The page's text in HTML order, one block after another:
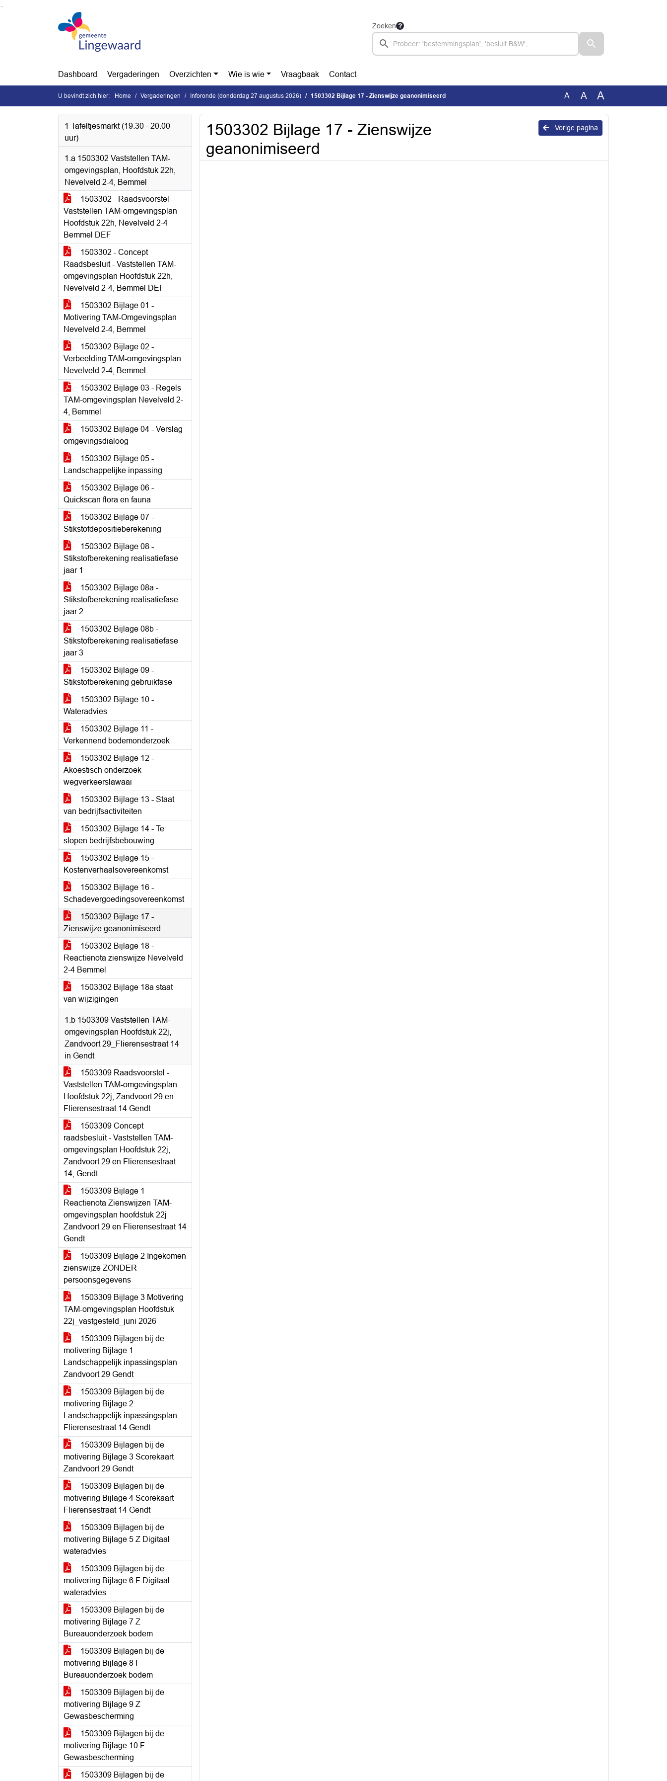
Ga naar de inhoud van deze pagina
Zoeken
Dashboard Vergaderingen Overzichten Wie is wie Vraagbaak Contact
U bevindt zich hier: Home Vergaderingen Inforonde (donderdag 27 augustus 2026) 1503302 Bijlage 17 - Zienswijze geanonimiseerd A A A
1 Tafeltjesmarkt (19.30 - 20.00
uur)
1.a 1503302 Vaststellen TAM-
omgevingsplan, Hoofdstuk 22h,
Nevelveld 2-4, Bemmel
1503302 - Raadsvoorstel -
Vaststellen TAM-omgevingsplan
Hoofdstuk 22h, Nevelveld 2-4
Bemmel DEF
1503302 - Concept
Raadsbesluit - Vaststellen TAM-
omgevingsplan Hoofdstuk 22h,
Nevelveld 2-4, Bemmel DEF
1503302 Bijlage 01 -
Motivering TAM-Omgevingsplan
Nevelveld 2-4, Bemmel
1503302 Bijlage 02 -
Verbeelding TAM-omgevingsplan
Nevelveld 2-4, Bemmel
1503302 Bijlage 03 - Regels
TAM-omgevingsplan Nevelveld 2-
4, Bemmel
1503302 Bijlage 04 - Verslag
omgevingsdialoog
1503302 Bijlage 05 -
Landschappelijke inpassing
1503302 Bijlage 06 -
Quickscan flora en fauna
1503302 Bijlage 07 -
Stikstofdepositieberekening
1503302 Bijlage 08 -
Stikstofberekening realisatiefase
jaar 1
1503302 Bijlage 08a -
Stikstofberekening realisatiefase
jaar 2
1503302 Bijlage 08b -
Stikstofberekening realisatiefase
jaar 3
1503302 Bijlage 09 -
Stikstofberekening gebruikfase
1503302 Bijlage 10 -
Wateradvies
1503302 Bijlage 11 -
Verkennend bodemonderzoek
1503302 Bijlage 12 -
Akoestisch onderzoek
wegverkeerslawaai
1503302 Bijlage 13 - Staat
van bedrijfsactiviteiten
1503302 Bijlage 14 - Te
slopen bedrijfsbebouwing
1503302 Bijlage 15 -
Kostenverhaalsovereenkomst
1503302 Bijlage 16 -
Schadevergoedingsovereenkomst
1503302 Bijlage 17 -
Zienswijze geanonimiseerd
1503302 Bijlage 18 -
Reactienota zienswijze Nevelveld
2-4 Bemmel
1503302 Bijlage 18a staat
van wijzigingen
1.b 1503309 Vaststellen TAM-
omgevingsplan Hoofdstuk 22j,
Zandvoort 29_Flierensestraat 14
in Gendt
1503309 Raadsvoorstel -
Vaststellen TAM-omgevingsplan
Hoofdstuk 22j, Zandvoort 29 en
Flierensestraat 14 Gendt
1503309 Concept
raadsbesluit - Vaststellen TAM-
omgevingsplan Hoofdstuk 22j,
Zandvoort 29 en Flierensestraat
14, Gendt
1503309 Bijlage 1
Reactienota Zienswijzen TAM-
omgevingsplan hoofdstuk 22j
Zandvoort 29 en Flierensestraat 14
Gendt
1503309 Bijlage 2 Ingekomen
zienswijze ZONDER
persoonsgegevens
1503309 Bijlage 3 Motivering
TAM-omgevingsplan Hoofdstuk
22j_vastgesteld_juni 2026
1503309 Bijlagen bij de
motivering Bijlage 1
Landschappelijk inpassingsplan
Zandvoort 29 Gendt
1503309 Bijlagen bij de
motivering Bijlage 2
Landschappelijk inpassingsplan
Flierensestraat 14 Gendt
1503309 Bijlagen bij de
motivering Bijlage 3 Scorekaart
Zandvoort 29 Gendt
1503309 Bijlagen bij de
motivering Bijlage 4 Scorekaart
Flierensestraat 14 Gendt
1503309 Bijlagen bij de
motivering Bijlage 5 Z Digitaal
wateradvies
1503309 Bijlagen bij de
motivering Bijlage 6 F Digitaal
wateradvies
1503309 Bijlagen bij de
motivering Bijlage 7 Z
Bureauonderzoek bodem
1503309 Bijlagen bij de
motivering Bijlage 8 F
Bureauonderzoek bodem
1503309 Bijlagen bij de
motivering Bijlage 9 Z
Gewasbescherming
1503309 Bijlagen bij de
motivering Bijlage 10 F
Gewasbescherming
1503309 Bijlagen bij de
Vorige pagina
1503302 Bijlage 17 - Zienswijze
geanonimiseerd